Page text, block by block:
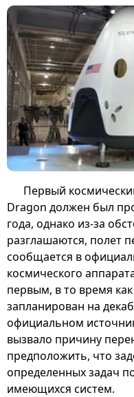
Первый
Dragon должен был
года, однако из-за
разглашаются, полет
сообщается в
космического
первым, в то время
запланирован на
официальном
вызвало причину
предположить, что
определенных задач
имеющихся систем.